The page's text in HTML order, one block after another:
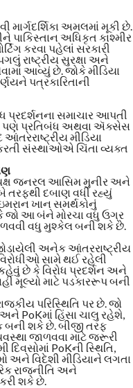
માર્ગદર્શિકા અમલમાં મૂકી છે.
પાકિસ્તાન અધિકૃત કાશ્મીર
કરવા પહેલાં સરકારી
રાષ્ટ્રીય સુરક્ષા અને
આવ્યું છે. જોકે મીડિયા
પત્રકારિતાની
પ્રદર્શનના સમાચાર આપતી
પણ પ્રતિબંધ અથવા ઍક્સેસ
મીડિયા
સંસ્થાઓએ ચિંતા વ્યક્ત
જનરલ આસિમ મુનીર અને
તરફથી દબાણ વધી રહ્યું
ખાન સમર્થકોનું
જો આ બંને મોરચા વધુ ઉગ્ર
વધુ મુશ્કેલ બની શકે છે.
અનેક આંતરરાષ્ટ્રીય
સામે થઈ રહેલી
છે કે વિરોધ પ્રદર્શન અને
મૂલ્યો માટે પડકારરૂપ બની
પરિસ્થિતિ પર છે. જો
PoKમાં હિંસા ચાલુ રહેશે,
બની શકે છે. બીજી તરફ
જાળવવા માટે જરૂરી
PoKની સ્થિતિ,
અને વિદેશી મીડિયાને લગતા
રાજનીતિ અને
શકે છે.